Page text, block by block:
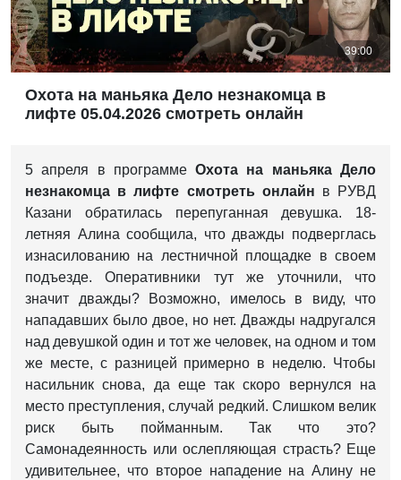
Охота на маньяка Дело незнакомца в
лифте 05.04.2026 смотреть онлайн
5 апреля в программеОхота на маньяка Дело
незнакомца в лифте смотреть онлайн в РУВД
Казани обратилась перепуганная девушка. 18-
летняя Алина сообщила, что дважды подверглась
изнасилованию на лестничной площадке в своем
подъезде. Оперативники тут же уточнили, что
значит дважды? Возможно, имелось в виду, что
нападавших было двое, но нет. Дважды надругался
над девушкой один и тот же человек, на одном и том
же месте, с разницей примерно в неделю. Чтобы
насильник снова, да еще так скоро вернулся на
место преступления, случай редкий. Слишком велик
риск быть пойманным. Так что это?
Самонадеянность или ослепляющая страсть? Еще
удивительнее, что второе нападение на Алину не